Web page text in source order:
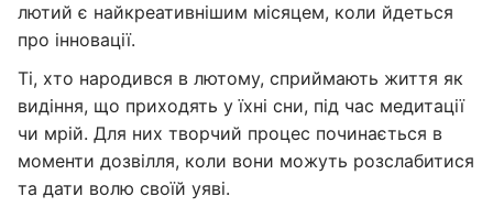
лютий є найкреативнішим місяцем, коли йдеться
про інновації.
Ті, хто народився в лютому, сприймають життя як
видіння, що приходять у їхні сни, під час медитації
чи мрій. Для них творчий процес починається в
моменти дозвілля, коли вони можуть розслабитися
та дати волю своїй уяві.